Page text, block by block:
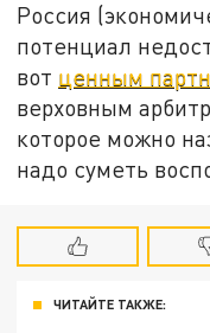
Россия
потенциал
вот ценным
верховным
которое можно
надо суметь
ЧИТАЙТЕ ТАКЖЕ: